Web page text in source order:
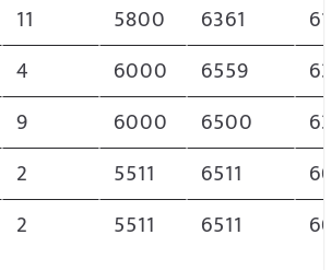
11 5800 6361
4 6000 6559
9 6000 6500
2 5511 6511
2 5511 6511